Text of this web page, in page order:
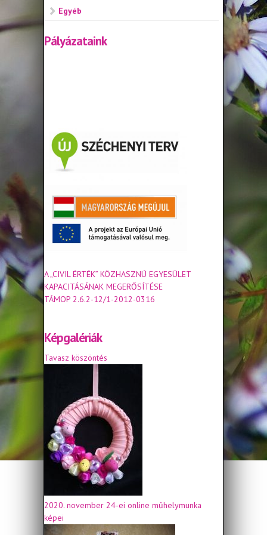
Egyéb
Pályázataink
A „CIVIL ÉRTÉK” KÖZHASZNÚ EGYESÜLET
KAPACITÁSÁNAK MEGERŐSÍTÉSE
TÁMOP 2.6.2-12/1-2012-0316
Képgalériák
Tavasz köszöntés
2020. november 24-ei online műhelymunka
képei